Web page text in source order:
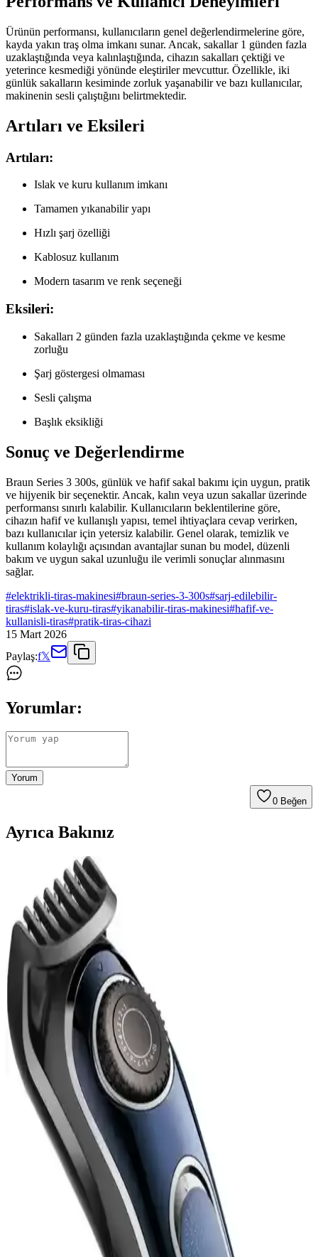
Ürünün performansı, kullanıcıların genel değerlendirmelerine göre,
kayda yakın traş olma imkanı sunar. Ancak, sakallar 1 günden fazla
uzaklaştığında veya kalınlaştığında, cihazın sakalları çektiği ve
yeterince kesmediği yönünde eleştiriler mevcuttur. Özellikle, iki
günlük sakalların kesiminde zorluk yaşanabilir ve bazı kullanıcılar,
makinenin sesli çalıştığını belirtmektedir.
Artıları ve Eksileri
Artıları:
Islak ve kuru kullanım imkanı
Tamamen yıkanabilir yapı
Hızlı şarj özelliği
Kablosuz kullanım
Modern tasarım ve renk seçeneği
Eksileri:
Sakalları 2 günden fazla uzaklaştığında çekme ve kesme
zorluğu
Şarj göstergesi olmaması
Sesli çalışma
Başlık eksikliği
Sonuç ve Değerlendirme
Braun Series 3 300s, günlük ve hafif sakal bakımı için uygun, pratik
ve hijyenik bir seçenektir. Ancak, kalın veya uzun sakallar üzerinde
performansı sınırlı kalabilir. Kullanıcıların beklentilerine göre,
cihazın hafif ve kullanışlı yapısı, temel ihtiyaçlara cevap verirken,
bazı kullanıcılar için yetersiz kalabilir. Genel olarak, temizlik ve
kullanım kolaylığı açısından avantajlar sunan bu model, düzenli
bakım ve uygun sakal uzunluğu ile verimli sonuçlar alınmasını
sağlar.
#elektrikli-tiras-makinesi#braun-series-3-300s#sarj-edilebilir-
tiras#islak-ve-kuru-tiras#yikanabilir-tiras-makinesi#hafif-ve-
kullanisli-tiras#pratik-tiras-cihazi
15 Mart 2026
Paylaş:f𝕏
Yorumlar:
Yorum
0 Beğen
Ayrıca Bakınız
Braun Series 3 300s Elektrikli Tıraş Makinesi
İncelemesi ve Özellikleri
Braun Series 3 300s, ıslak ve kuru kullanıma uygun, yıkanabilir ve
hızlı şarj özellikli modern tasarımlı elektrikli tıraş makinesi. Günlük
kullanım için ideal, hafif ve kablosuz pratiklik sunar.
Fakir Exetrim ve Grundig MS 7640 Elektrikli Tıraş
Makineleri Karşılaştırması
Fakir Exetrim ve Grundig MS 7640 modellerinin özellikleri,
performansları ve kullanıcı yorumlarıyla detaylı karşılaştırması,
ihtiyaçlara uygun seçim yapmanıza yardımcı olur.
Philips X9002/30 Skinıq Pro Elektrikli Tıraş
Makinesi Detayları ve Kullanıcı Yorumları
Philips Skinıq Pro, hem ıslak hem kuru kullanım sağlayan, uzun pil
ömrü ve kolay temizlenebilir yapısıyla öne çıkan yüksek
performanslı elektrikli tıraş makinesidir.
Xiaomi Mijia 3D Elektrikli Tıraş Makinesi
İncelemesi Günlük Kullanım ve Performans
Değerlendirmesi
Xiaomi Mijia 3D Elektrikli Tıraş Makinesi, su geçirmez, hızlı şarjlı
ve hafif tasarımıyla günlük kullanım için ideal, kullanıcı
yorumlarıyla performansı değerlendirilen inovatif bir tıraş cihazıdır.